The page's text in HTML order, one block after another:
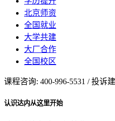
北京师资
全国就业
大学共建
大厂合作
全国校区
课程咨询: 400-996-5531 / 投诉
认识达内从这里开始